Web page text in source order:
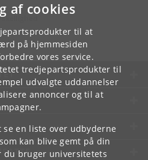
af cookies
til at
på hjemmesiden
vores service.
tredjepartsprodukter til
udvalgte uddannelser
annoncer og til at
se en liste over udbyderne
kan blive gemt på din
du bruger universitetets